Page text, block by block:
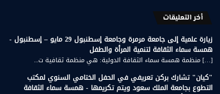
أخر التعليقات
زيارة علمية إلى جامعة مرمرة وجامعة إسطنبول 29 مايو – إسطنبول -
همسة سماء الثقافة لتنمية المرأة والطفل
[…] منظمة همسة سماء الثقافة الدولية: هي منظمة ثقافية ت...
"كيان" تشارك بركن تعريفي في الحفل الختامي السنوي لمكتب
التطوع بجامعة الملك سعود ويتم تكريمها - همسة سماء الثقافة